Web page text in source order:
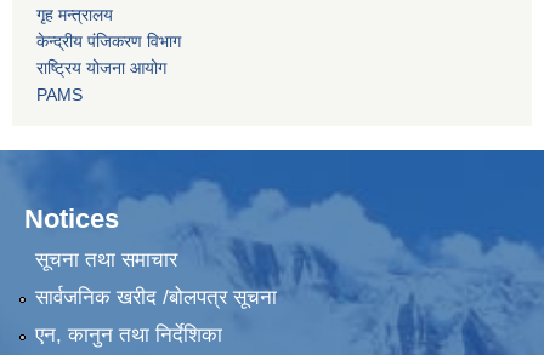
गृह मन्त्रालय
केन्द्रीय पंजिकरण विभाग
राष्ट्रिय योजना आयोग
PAMS
Notices
सूचना तथा समाचार
सार्वजनिक खरीद /बोलपत्र सूचना
एन, कानुन तथा निर्देशिका